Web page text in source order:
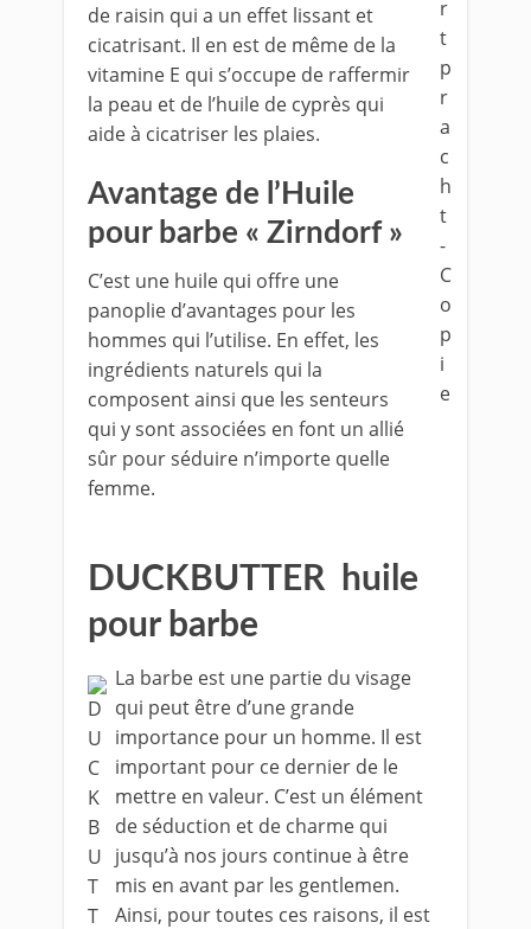
de raisin qui a un effet lissant et
cicatrisant. Il en est de même de la
vitamine E qui s’occupe de raffermir
la peau et de l’huile de cyprès qui
aide à cicatriser les plaies.
Avantage de l’Huile
pour barbe « Zirndorf »
C’est une huile qui offre une
panoplie d’avantages pour les
hommes qui l’utilise. En effet, les
ingrédients naturels qui la
composent ainsi que les senteurs
qui y sont associées en font un allié
sûr pour séduire n’importe quelle
femme.
DUCKBUTTER huile
pour barbe
La barbe est une partie du visage
qui peut être d’une grande
importance pour un homme. Il est
important pour ce dernier de le
mettre en valeur. C’est un élément
de séduction et de charme qui
jusqu’à nos jours continue à être
mis en avant par les gentlemen.
Ainsi, pour toutes ces raisons, il est